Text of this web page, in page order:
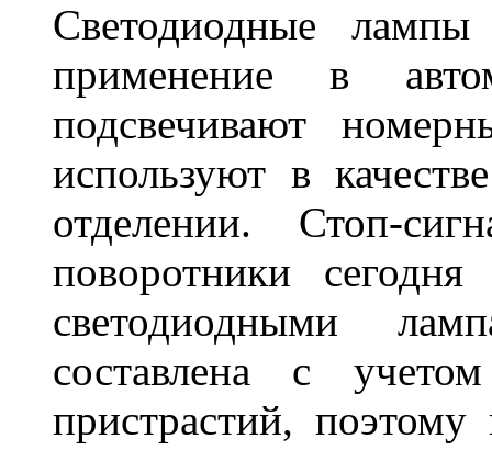
Светодиодные
применение в
подсвечивают
используют в
отделении. Стоп-
поворотники
светодиодными
составлена с
пристрастий,